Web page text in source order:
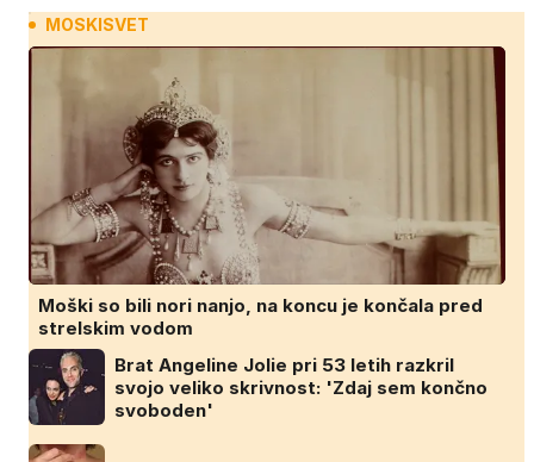
MOSKISVET
Moški so bili nori nanjo, na koncu je končala pred
strelskim vodom
Brat Angeline Jolie pri 53 letih razkril
svojo veliko skrivnost: 'Zdaj sem končno
svoboden'